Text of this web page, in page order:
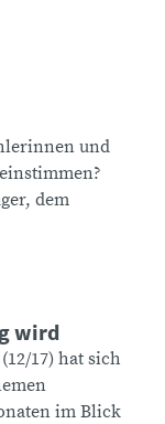
und
dem
wird
17) hat sich
im Blick